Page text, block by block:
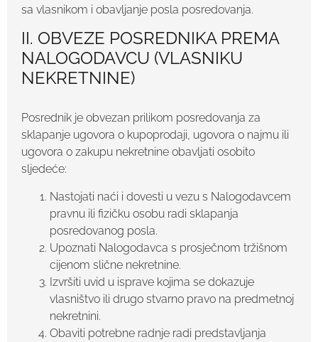
sa vlasnikom i obavljanje posla posredovanja.
II. OBVEZE POSREDNIKA PREMA
NALOGODAVCU (VLASNIKU
NEKRETNINE)
Posrednik je obvezan prilikom posredovanja za
sklapanje ugovora o kupoprodaji, ugovora o najmu ili
ugovora o zakupu nekretnine obavljati osobito
sljedeće:
Nastojati naći i dovesti u vezu s Nalogodavcem
pravnu ili fizičku osobu radi sklapanja
posredovanog posla.
Upoznati Nalogodavca s prosječnom tržišnom
cijenom slične nekretnine.
Izvršiti uvid u isprave kojima se dokazuje
vlasništvo ili drugo stvarno pravo na predmetnoj
nekretnini.
Obaviti potrebne radnje radi predstavljanja